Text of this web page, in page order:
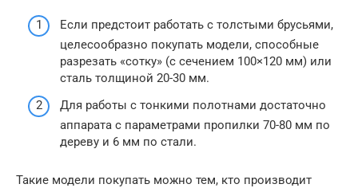
Если предстоит работать с толстыми брусьями,
целесообразно покупать модели, способные
разрезать «сотку» (с сечением 100×120 мм) или
сталь толщиной 20-30 мм.
Для работы с тонкими полотнами достаточно
аппарата с параметрами пропилки 70-80 мм по
дереву и 6 мм по стали.
Такие модели покупать можно тем, кто производит